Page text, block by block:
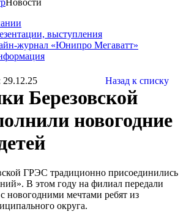
Новости
выступления
журнал «Юнипро Мегаватт»
29.12.25 Назад к списку
Березовской
новогодние
ГРЭС традиционно присоединились
В этом году на филиал передали
новогодними мечтами ребят из
округа.